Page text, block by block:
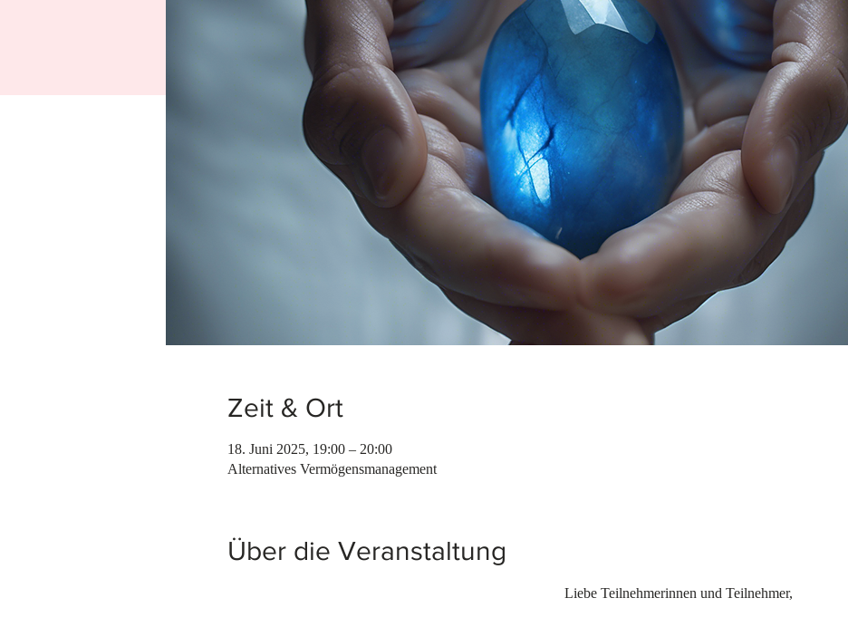
Zeit & Ort
18. Juni 2025, 19:00 – 20:00
Alternatives Vermögensmanagement
Über die Veranstaltung
									   Liebe Teilnehmerinnen und Teilnehmer,